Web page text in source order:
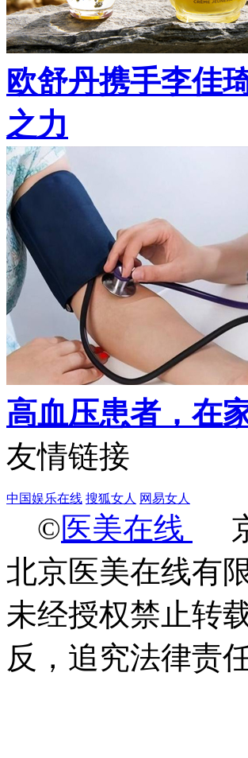
欧舒丹携手李佳
之力
高血压患者，在
友情链接
中国娱乐在线 搜狐女人 网易女人
©医美在线
京
北京医美在线有
未经授权禁止转
反，追究法律责任